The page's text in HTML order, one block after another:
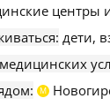
центры
дети,
М